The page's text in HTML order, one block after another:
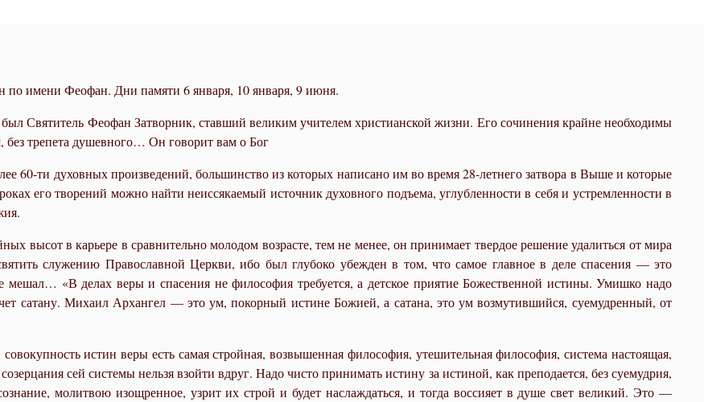
по имени Феофан. Дни памяти 6 января, 10 января, 9 июня.
Святитель Феофан Затворник, ставший великим учителем христианской жизни. Его сочинения крайне необходимы
без трепета душевного… Он говорит вам о Бог
60-ти духовных произведений, большинство из которых написано им во время 28-летнего затвора в Выше и которые
его творений можно найти неиссякаемый источник духовного подъема, углубленности в себя и устремленности в
высот в карьере в сравнительно молодом возрасте, тем не менее, он принимает твердое решение удалиться от мира
служению Православной Церкви, ибо был глубоко убежден в том, что самое главное в деле спасения — это
«В делах веры и спасения не философия требуется, а детское приятие Божественной истины. Умишко надо
сатану. Михаил Архангел — это ум, покорный истине Божией, а сатана, это ум возмутившийся, суемудренный, от
истин веры есть самая стройная, возвышенная философия, утешительная философия, система настоящая,
сей системы нельзя взойти вдруг. Надо чисто принимать истину за истиной, как преподается, без суемудрия,
молитвою изощренное, узрит их строй и будет наслаждаться, и тогда воссияет в душе свет великий. Это —